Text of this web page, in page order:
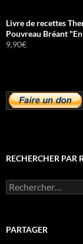
Livre de recettes
Pouvreau Bréant
9,90€
RECHERCHER PAR
Rechercher :
PARTAGER